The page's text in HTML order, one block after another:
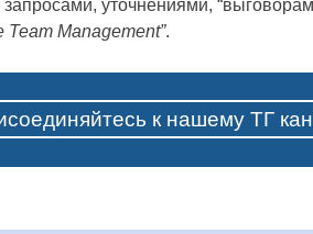
уточнениями,
Team Management”.
к нашему ТГ